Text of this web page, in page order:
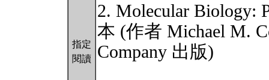
指定
閱讀
2. Molecular Biology:
本 (作者 Michael M.
Company 出版)